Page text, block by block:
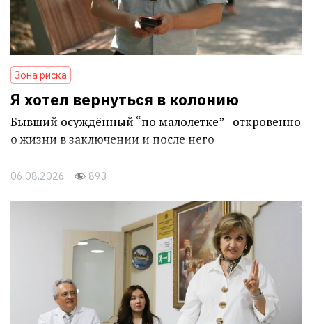
Зона риска
Я хотел вернуться в колонию
Бывший осуждённый “по малолетке” - откровенно
о жизни в заключении и после него
06.08.2026 893